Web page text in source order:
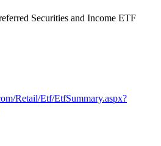
Securities and Income ETF
Retail/Etf/EtfSummary.aspx?